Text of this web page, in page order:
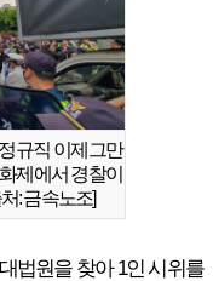
규직 이제그만
제에서 경찰이
: 금속노조]
법원을 찾아 1인 시위를